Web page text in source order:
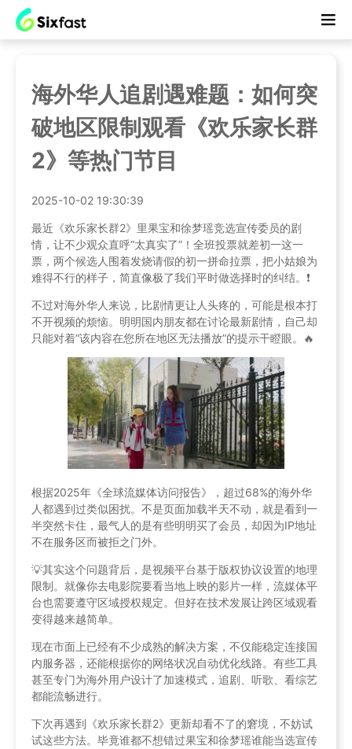
海外华人追剧遇难题：如何突
破地区限制观看《欢乐家长群
2》等热门节目
2025-10-02 19:30:39
最近《欢乐家长群2》里果宝和徐梦瑶竞选宣传委员的剧
情，让不少观众直呼“太真实了”！全班投票就差初一这一
票，两个候选人围着发烧请假的初一拼命拉票，把小姑娘为
难得不行的样子，简直像极了我们平时做选择时的纠结。❗️
不过对海外华人来说，比剧情更让人头疼的，可能是根本打
不开视频的烦恼。明明国内朋友都在讨论最新剧情，自己却
只能对着“该内容在您所在地区无法播放”的提示干瞪眼。🔥
根据2025年《全球流媒体访问报告》，超过68%的海外华
人都遇到过类似困扰。不是页面加载半天不动，就是看到一
半突然卡住，最气人的是有些明明买了会员，却因为IP地址
不在服务区而被拒之门外。
💡其实这个问题背后，是视频平台基于版权协议设置的地理
限制。就像你去电影院要看当地上映的影片一样，流媒体平
台也需要遵守区域授权规定。但好在技术发展让跨区域观看
变得越来越简单。
现在市面上已经有不少成熟的解决方案，不仅能稳定连接国
内服务器，还能根据你的网络状况自动优化线路。有些工具
甚至专门为海外用户设计了加速模式，追剧、听歌、看综艺
都能流畅进行。
下次再遇到《欢乐家长群2》更新却看不了的窘境，不妨试
试这些方法。毕竟谁都不想错过果宝和徐梦瑶谁能当选宣传